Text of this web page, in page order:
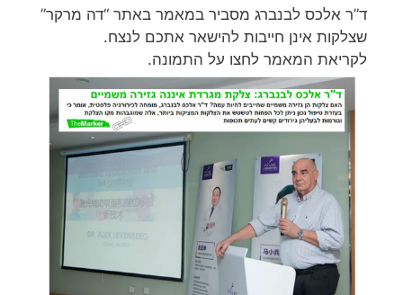
ד”ר אלכס לבנברג מסביר במאמר באתר “דה מרקר”
שצלקות אינן חייבות להישאר אתכם לנצח.
לקריאת המאמר לחצו על התמונה.